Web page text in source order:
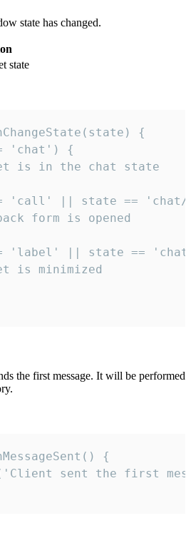
state has changed.
state
{
'chat') {
is in the chat state
'call' || state ==
form is opened
'label' || state ==
is minimized
the first message. It will be performed
{
sent the first